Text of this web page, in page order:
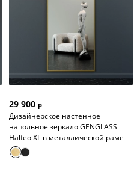
29 900 р
Дизайнерское настенное
напольное зеркало GENGLASS
Halfeo XL в металлической раме